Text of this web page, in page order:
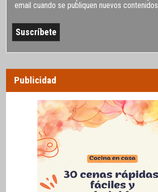
email cuando se publiquen nuevos contenidos
Publicidad